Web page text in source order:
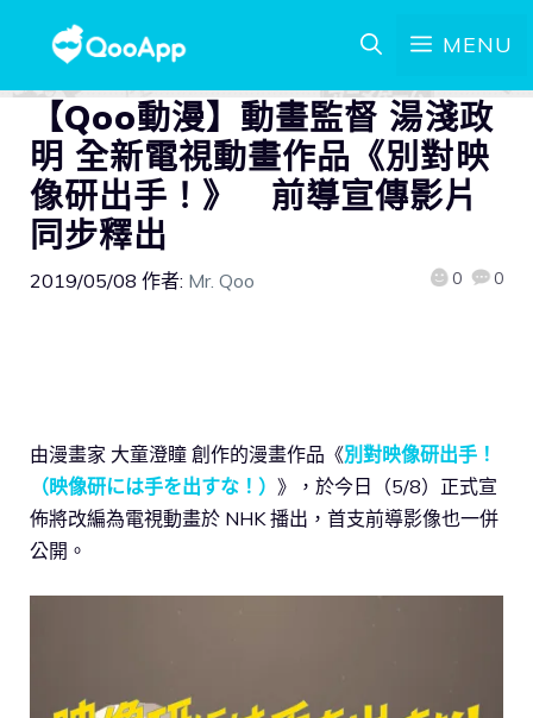
MENU
【Qoo動漫】動畫監督 湯淺政
明 全新電視動畫作品《別對映
像研出手！》 前導宣傳影片
同步釋出
2019/05/08 作者: Mr. Qoo 0 0
由漫畫家 大童澄瞳 創作的漫畫作品《別對映像研出手！
（映像研には手を出すな！） 》，於今日（5/8）正式宣
佈將改編為電視動畫於 NHK 播出，首支前導影像也一併
公開。